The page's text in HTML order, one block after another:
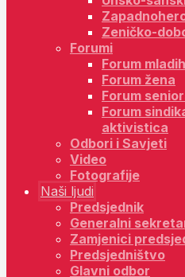
Zeničko-
Forumi
Forum mladih
Forum žena
Forum
Forum
aktivistica
Odbori i Savjeti
Video
Fotografije
Naši ljudi
Predsjednik
Generalni
Zamjenici
Predsjedništvo
Glavni odbor